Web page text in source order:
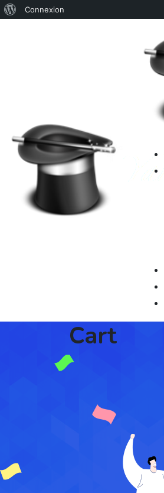
Connexion
Cart